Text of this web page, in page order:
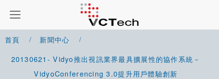
首頁
新聞中心
20130621- Vidyo推出視訊業界最具擴展性的協作系統－
VidyoConferencing 3.0提升用戶體驗創新